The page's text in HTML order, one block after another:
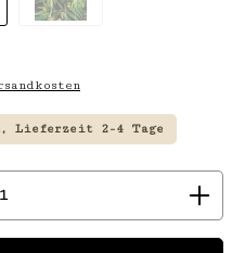
Lieferzeit 2-4 Tage
den gewünschten